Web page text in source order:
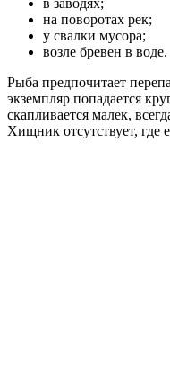
на поворотах рек;
у свалки мусора;
возле бревен в воде.
Рыба предпочитает
экземпляр попадается
скапливается малек,
Хищник отсутствует, где